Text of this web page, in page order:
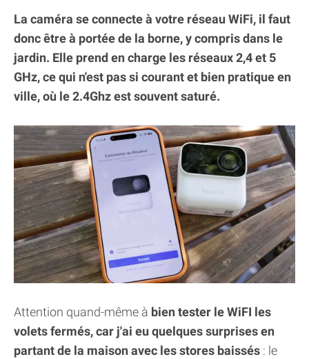
La caméra se connecte à votre réseau WiFi, il faut
donc être à portée de la borne, y compris dans le
jardin. Elle prend en charge les réseaux 2,4 et 5
GHz, ce qui n'est pas si courant et bien pratique en
ville, où le 2.4Ghz est souvent saturé.
Attention quand-même à bien tester le WiFI les
volets fermés, car j'ai eu quelques surprises en
partant de la maison avec les stores baissés : le